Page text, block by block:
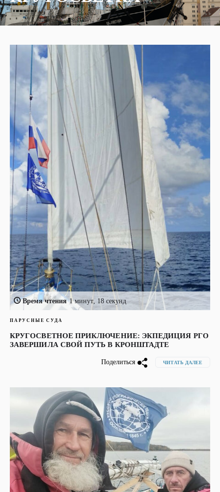
Время чтения 1 минут, 18 секунд
ПАРУСНЫЕ СУДА
КРУГОСВЕТНОЕ ПРИКЛЮЧЕНИЕ: ЭКПЕДИЦИЯ РГО
ЗАВЕРШИЛА СВОЙ ПУТЬ В КРОНШТАДТЕ
Поделиться ЧИТАТЬ ДАЛЕЕ